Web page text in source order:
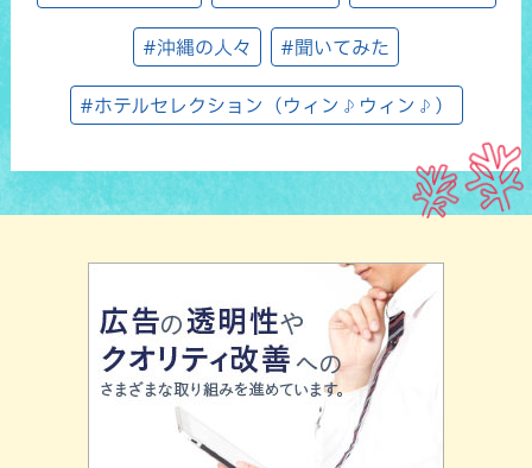
#沖縄の人々 #聞いてみた
#ホテルセレクション（ウィン♪ウィン♪）